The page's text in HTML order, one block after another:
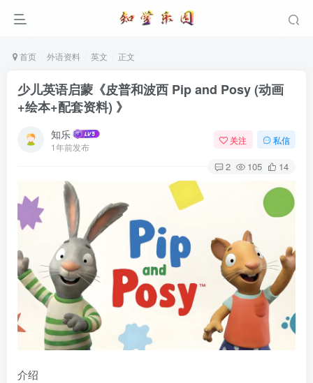
首页 外语资料 英文 正文
少儿英语启蒙《皮普和波西 Pip and Posy (动画
+绘本+配套资料) 》
知乐
1年前发布
关注 私信
2 105 14
介绍